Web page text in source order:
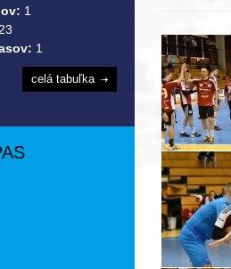
1
1
celá tabuľka